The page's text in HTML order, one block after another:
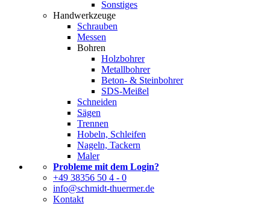
Sonstiges
Handwerkzeuge
Schrauben
Messen
Bohren
Holzbohrer
Metallbohrer
Beton- & Steinbohrer
SDS-Meißel
Schneiden
Sägen
Trennen
Hobeln, Schleifen
Nageln, Tackern
Maler
Probleme mit dem Login?
+49 38356 50 4 - 0
info@schmidt-thuermer.de
Kontakt